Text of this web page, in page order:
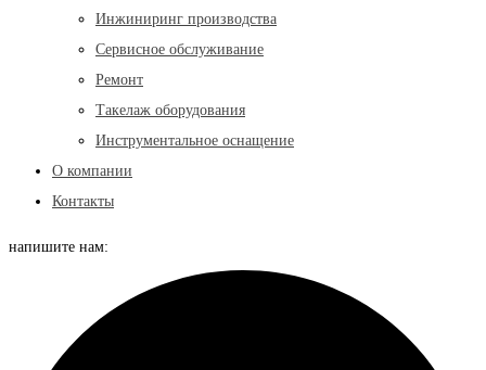
Инжиниринг производства
Сервисное обслуживание
Ремонт
Такелаж оборудования
Инструментальное оснащение
О компании
Контакты
напишите нам: